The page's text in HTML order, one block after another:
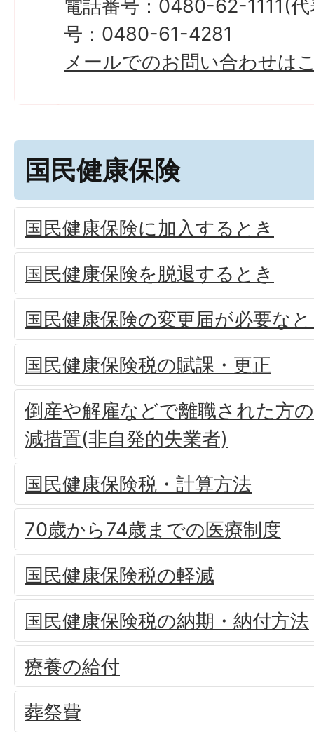
電話番号：0480-62-1111(
号：0480-61-4281
メールでのお問い合わせは
国民健康保険
国民健康保険に加入するとき
国民健康保険を脱退するとき
国民健康保険の変更届が必要な
国民健康保険税の賦課・更正
倒産や解雇などで離職された方
減措置(非自発的失業者)
国民健康保険税・計算方法
70歳から74歳までの医療制度
国民健康保険税の軽減
国民健康保険税の納期・納付方法
療養の給付
葬祭費